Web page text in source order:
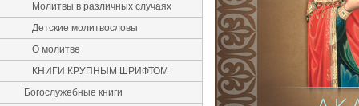
Молитвы в различных случаях
Детские молитвословы
О молитве
КНИГИ КРУПНЫМ ШРИФТОМ
Богослужебные книги